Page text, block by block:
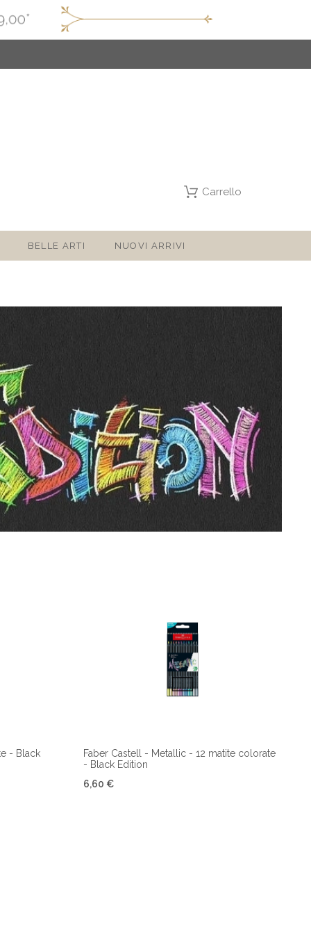
Carrello
BELLE ARTI NUOVI ARRIVI
- Black
Faber Castell - Metallic - 12 matite colorate
- Black Edition
6,60 €